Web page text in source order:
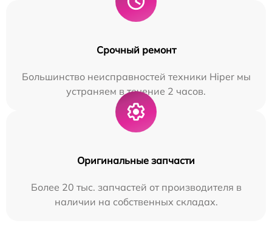
Срочный ремонт
Большинство неисправностей техники Hiper мы
устраняем в течение 2 часов.
Оригинальные запчасти
Более 20 тыс. запчастей от производителя в
наличии на собственных складах.